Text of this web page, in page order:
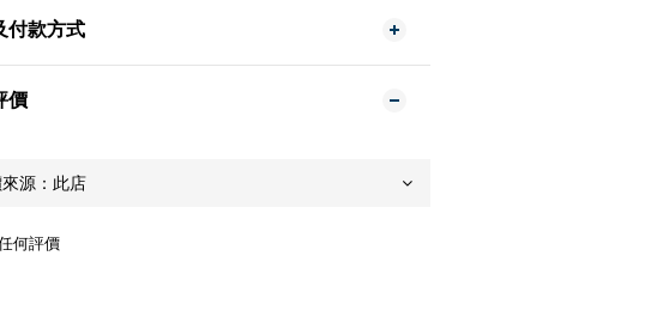
付款方式
價
何評價